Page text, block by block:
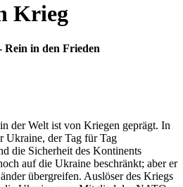
Krieg
Rein in den Frieden
der Welt ist von Kriegen geprägt. In
Ukraine, der Tag für Tag
die Sicherheit des Kontinents
auf die Ukraine beschränkt; aber er
übergreifen. Auslöser des Kriegs